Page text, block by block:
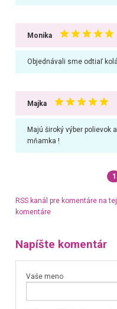
Monika
Objednávali sme odtiaľ
Majka
Majú široký výber polievok
mňamka !
1
RSS kanál pre komentáre na
komentáre
Napíšte komentár
Vaše meno